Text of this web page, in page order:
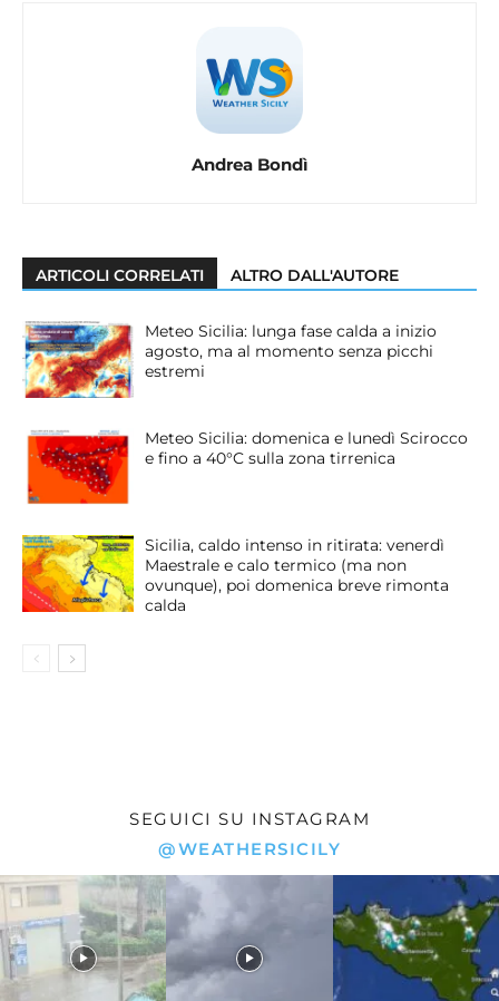
Andrea Bondì
ARTICOLI CORRELATI ALTRO DALL'AUTORE
Meteo Sicilia: lunga fase calda a inizio
agosto, ma al momento senza picchi
estremi
Meteo Sicilia: domenica e lunedì Scirocco
e fino a 40°C sulla zona tirrenica
Sicilia, caldo intenso in ritirata: venerdì
Maestrale e calo termico (ma non
ovunque), poi domenica breve rimonta
calda
SEGUICI SU INSTAGRAM
@WEATHERSICILY